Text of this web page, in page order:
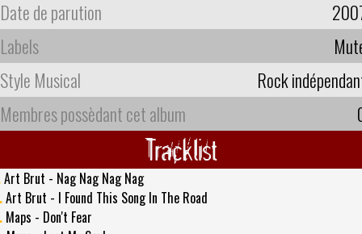
Date de parution
Labels
Style Musical
Rock
Membres possèdant cet album
Tracklist
Art Brut - Nag Nag Nag Nag
Art Brut - I Found This Song In The Road
Maps - Don't Fear